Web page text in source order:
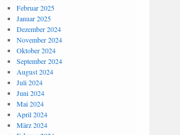
Februar 2025
Januar 2025
Dezember 2024
November 2024
Oktober 2024
September 2024
August 2024
Juli 2024
Juni 2024
Mai 2024
April 2024
März 2024